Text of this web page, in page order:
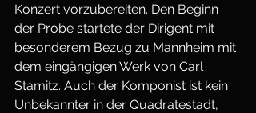
Konzert vorzubereiten. Den Beginn
der Probe startete der Dirigent mit
besonderem Bezug zu Mannheim mit
dem eingängigen Werk von Carl
Stamitz. Auch der Komponist ist kein
Unbekannter in der Quadratestadt,